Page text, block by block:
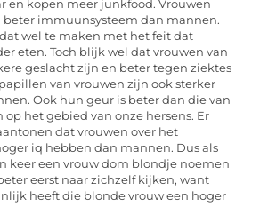
en kopen meer junkfood. Vrouwen
beter immuunsysteem dan mannen.
wel te maken met het feit dat
eten. Toch blijk wel dat vrouwen van
geslacht zijn en beter tegen ziektes
van vrouwen zijn ook sterker
Ook hun geur is beter dan die van
op het gebied van onze hersens. Er
dat vrouwen over het
iq hebben dan mannen. Dus als
keer een vrouw dom blondje noemen
eerst naar zichzelf kijken, want
heeft die blonde vrouw een hoger